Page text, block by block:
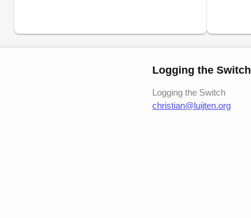
Logging the Switch
Logging the Switch
christian@luijten.org